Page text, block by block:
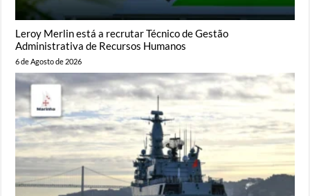
Leroy Merlin está a recrutar Técnico de Gestão
Administrativa de Recursos Humanos
6 de Agosto de 2026